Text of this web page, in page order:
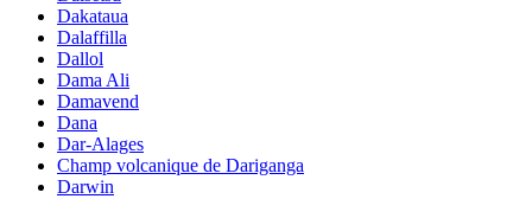
Dakataua
Dalaffilla
Dallol
Dama Ali
Damavend
Dana
Dar-Alages
Champ volcanique de Dariganga
Darwin